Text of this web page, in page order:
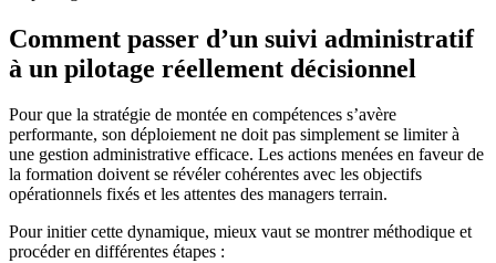
Comment passer d’un suivi administratif
à un pilotage réellement décisionnel
Pour que la stratégie de montée en compétences s’avère
performante, son déploiement ne doit pas simplement se limiter à
une gestion administrative efficace. Les actions menées en faveur de
la formation doivent se révéler cohérentes avec les objectifs
opérationnels fixés et les attentes des managers terrain.
Pour initier cette dynamique, mieux vaut se montrer méthodique et
procéder en différentes étapes :